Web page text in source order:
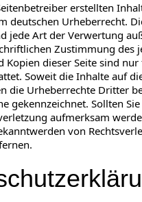
erstellten
deutschen Urheberrecht.
jede Art der Verwertung
Zustimmung des
Kopien dieser Seite sind
Soweit die Inhalte auf
die Urheberrechte Dritter
gekennzeichnet. Sollten
aufmerksam
von